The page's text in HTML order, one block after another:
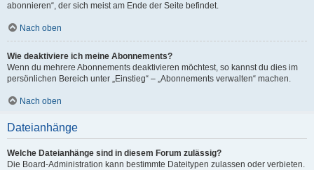
abonnieren“, der sich meist am Ende der Seite befindet.
Nach oben
Wie deaktiviere ich meine Abonnements?
Wenn du mehrere Abonnements deaktivieren möchtest, so kannst du dies im
persönlichen Bereich unter „Einstieg“ – „Abonnements verwalten“ machen.
Nach oben
Dateianhänge
Welche Dateianhänge sind in diesem Forum zulässig?
Die Board-Administration kann bestimmte Dateitypen zulassen oder verbieten.